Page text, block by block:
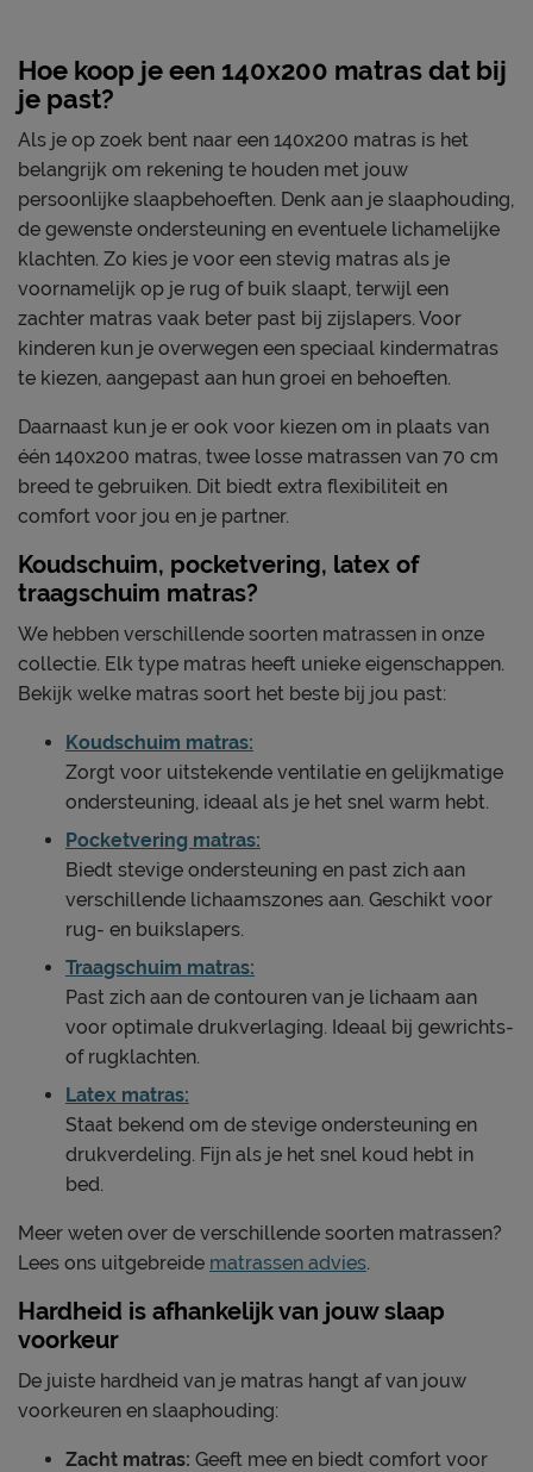
Hoe koop je een 140x200 matras dat bij
je past?
Als je op zoek bent naar een 140x200 matras is het
belangrijk om rekening te houden met jouw
persoonlijke slaapbehoeften. Denk aan je slaaphouding,
de gewenste ondersteuning en eventuele lichamelijke
klachten. Zo kies je voor een stevig matras als je
voornamelijk op je rug of buik slaapt, terwijl een
zachter matras vaak beter past bij zijslapers. Voor
kinderen kun je overwegen een speciaal kindermatras
te kiezen, aangepast aan hun groei en behoeften.
Daarnaast kun je er ook voor kiezen om in plaats van
één 140x200 matras, twee losse matrassen van 70 cm
breed te gebruiken. Dit biedt extra flexibiliteit en
comfort voor jou en je partner.
Koudschuim, pocketvering, latex of
traagschuim matras?
We hebben verschillende soorten matrassen in onze
collectie. Elk type matras heeft unieke eigenschappen.
Bekijk welke matras soort het beste bij jou past:
Koudschuim matras:
Zorgt voor uitstekende ventilatie en gelijkmatige
ondersteuning, ideaal als je het snel warm hebt.
Pocketvering matras:
Biedt stevige ondersteuning en past zich aan
verschillende lichaamszones aan. Geschikt voor
rug- en buikslapers.
Traagschuim matras:
Past zich aan de contouren van je lichaam aan
voor optimale drukverlaging. Ideaal bij gewrichts-
of rugklachten.
Latex matras:
Staat bekend om de stevige ondersteuning en
drukverdeling. Fijn als je het snel koud hebt in
bed.
Meer weten over de verschillende soorten matrassen?
Lees ons uitgebreide matrassen advies.
Hardheid is afhankelijk van jouw slaap
voorkeur
De juiste hardheid van je matras hangt af van jouw
voorkeuren en slaaphouding:
Zacht matras: Geeft mee en biedt comfort voor